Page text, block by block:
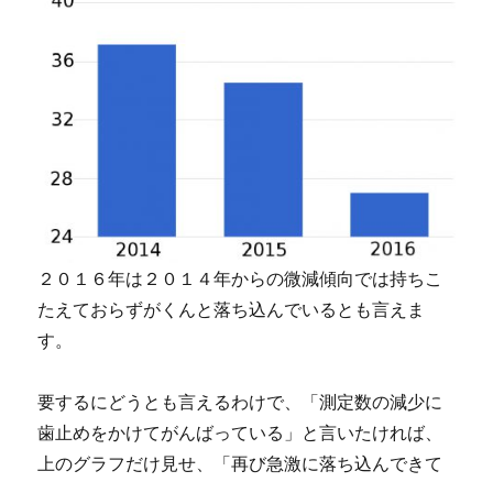
２０１６年は２０１４年からの微減傾向では持ちこ
たえておらずがくんと落ち込んでいるとも言えま
す。
要するにどうとも言えるわけで、「測定数の減少に
歯止めをかけてがんばっている」と言いたければ、
上のグラフだけ見せ、「再び急激に落ち込んできて